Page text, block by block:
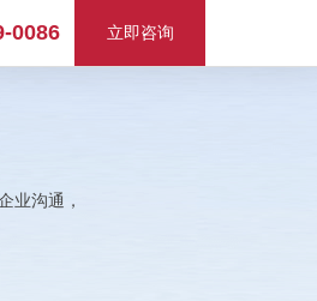
0086 立即咨询
业沟通，